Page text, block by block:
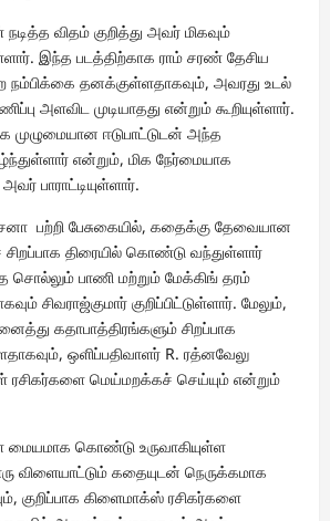
விதம் குறித்து அவர் மிகவும்
இந்த படத்திற்காக ராம் சரண் தேசிய
நம்பிக்கை தனக்குள்ளதாகவும், அவரது உடல்
அளவிட முடியாதது என்றும் கூறியுள்ளார்.
ஈடுபாட்டுடன் அந்த
என்றும், மிக நேர்மையாக
பாராட்டியுள்ளார்.
சனா பற்றி பேசுகையில், கதைக்கு தேவையான
திரையில் கொண்டு வந்துள்ளார்
சொல்லும் பாணி மற்றும் மேக்கிங் தரம்
சிவராஜ்குமார் குறிப்பிட்டுள்ளார். மேலும்,
கதாபாத்திரங்களும் சிறப்பாக
ஒளிப்பதிவாளர் R. ரத்னவேலு
ரசிகர்களை மெய்மறக்கச் செய்யும் என்றும்
மையமாக கொண்டு உருவாகியுள்ள
விளையாட்டும் கதையுடன் நெருக்கமாக
குறிப்பாக கிளைமாக்ஸ் ரசிகர்களை